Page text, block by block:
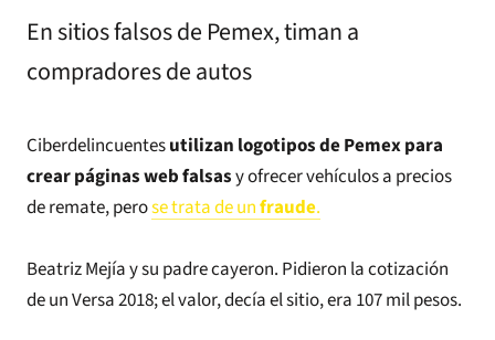
En sitios falsos de Pemex, timan a
compradores de autos
Ciberdelincuentesutilizan logotipos de Pemex para
crear páginas web falsasy ofrecer vehículos a precios
de remate, perose trata de unfraude.
Beatriz Mejía y su padre cayeron. Pidieron la cotización
de un Versa 2018; el valor, decía el sitio, era 107 mil pesos.